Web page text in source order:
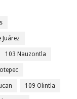
103 Nauzontla
109 Olintla